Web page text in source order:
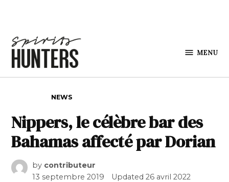
MENU
NEWS
Nippers, le célèbre bar des
Bahamas affecté par Dorian
by contributeur
13 septembre 2019
Updated26 avril 2022